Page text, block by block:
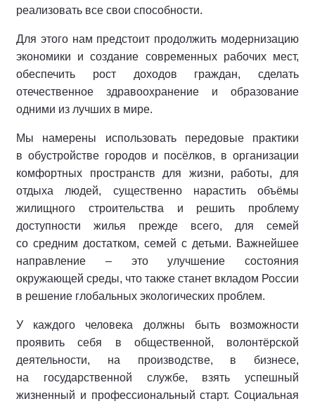
реализовать все свои способности.
Для этого нам предстоит продолжить модернизацию
экономики и создание современных рабочих мест,
обеспечить рост доходов граждан, сделать
отечественное здравоохранение и образование
одними из лучших в мире.
Мы намерены использовать передовые практики
в обустройстве городов и посёлков, в организации
комфортных пространств для жизни, работы, для
отдыха людей, существенно нарастить объёмы
жилищного строительства и решить проблему
доступности жилья прежде всего, для семей
со средним достатком, семей с детьми. Важнейшее
направление – это улучшение состояния
окружающей среды, что также станет вкладом России
в решение глобальных экологических проблем.
У каждого человека должны быть возможности
проявить себя в общественной, волонтёрской
деятельности, на производстве, в бизнесе,
на государственной службе, взять успешный
жизненный и профессиональный старт. Социальная